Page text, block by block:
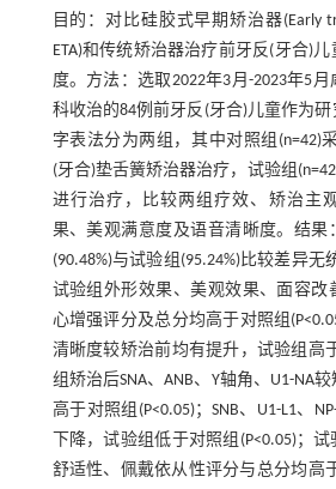
目的：对比硅胶式早期矫治器(Early
ETA)和传统矫治器治疗前牙反(牙合)
度。方法：选取2022年3月-2023年5
科收治的84例前牙反(牙合)儿童作为
字表法分为两组，其中对照组(n=42)
(牙合)垫舌簧矫治器治疗，试验组
进行治疗，比较两组疗效、矫治主
果、美观满意度及语音清晰度。结果
(90.48%)与试验组(95.24%)比较差异无
试验组外形效果、美观效果、面容改
心增强评分及总分均高于对照组
清晰度较矫治前均有提升，试验组高
组矫治后SNA、ANB、Y轴角、U1-NA
高于对照组(P<0.05)；SNB、U1-L1、
下降，试验组低于对照组(P<0.05)；
舒适性、佩戴依从性评分与总分均高